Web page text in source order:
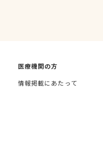
医療機関の方
情報掲載にあたって